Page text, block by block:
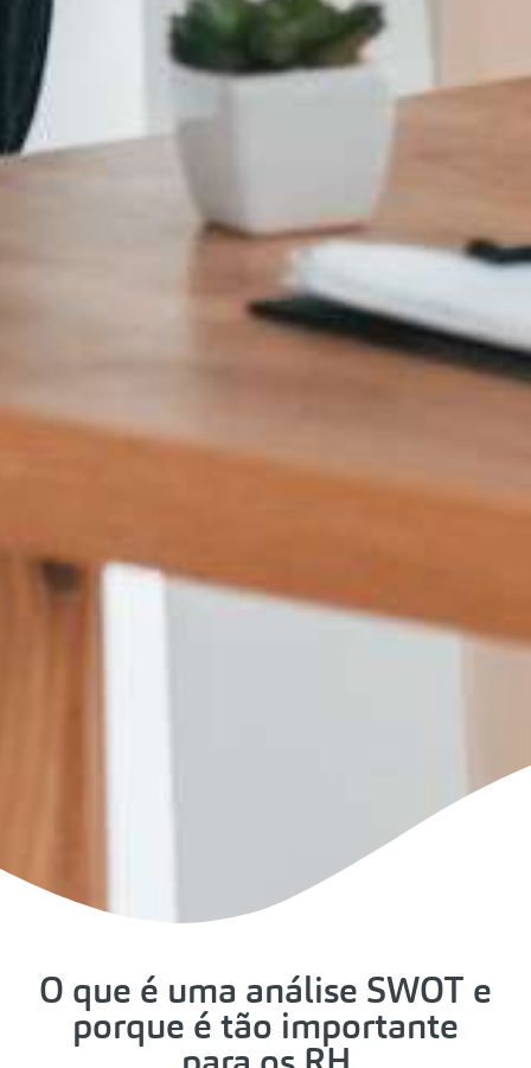
O que é uma análise SWOT e
porque é tão importante